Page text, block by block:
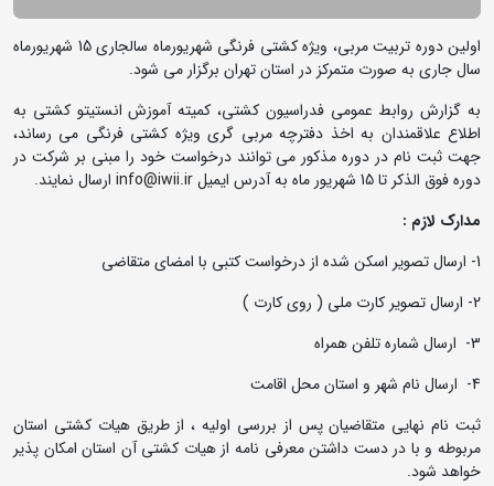
اولین دوره تربیت مربی، ویژه کشتی فرنگی شهریورماه سالجاری 15 شهریورماه
سال جاری به صورت متمرکز در استان تهران برگزار می شود.
به گزارش روابط عمومی فدراسیون کشتی، کمیته آموزش انستیتو کشتی به
اطلاع علاقمندان به اخذ دفترچه مربی گری ویژه کشتی فرنگی می رساند،
جهت ثبت نام در دوره مذکور می توانند درخواست خود را مبنی بر شرکت در
دوره فوق الذکر تا 15 شهریور ماه به آدرس ایمیل
info@iwii.ir ارسال نمایند.
مدارک لازم :
1- ارسال تصویر اسکن شده از درخواست کتبی با امضای متقاضی
2- ارسال تصویر کارت ملی ( روی کارت )
3- ارسال شماره تلفن همراه
4- ارسال نام شهر و استان محل اقامت
ثبت نام نهایی متقاضیان پس از بررسی اولیه ، از طریق هیات کشتی استان
مربوطه و با در دست داشتن معرفی نامه از هیات کشتی آن استان امکان پذیر
خواهد شود.